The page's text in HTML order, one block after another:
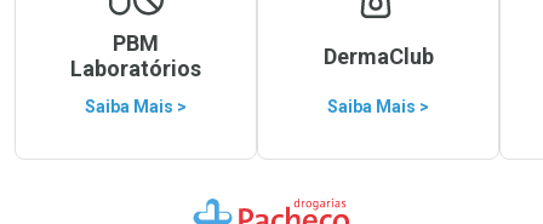
PBM
Laboratórios
Saiba Mais >
DermaClub
Saiba Mais >
Ir para a Home